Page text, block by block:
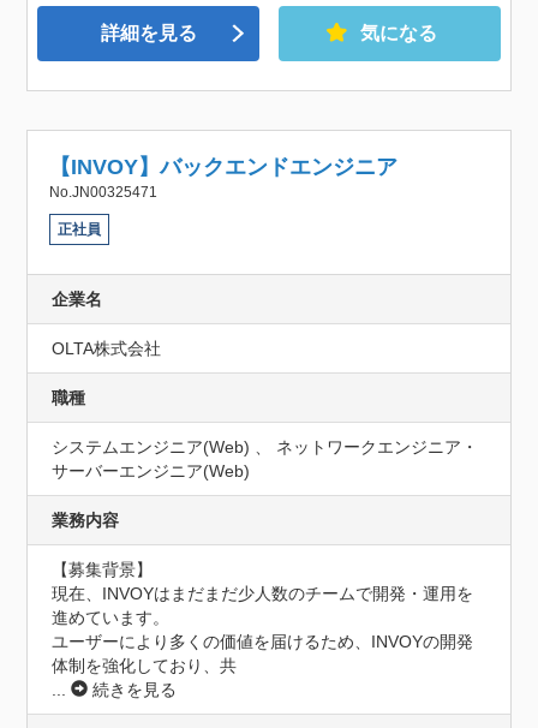
詳細を見る 気になる
【INVOY】バックエンドエンジニア
No.JN00325471
正社員
企業名
OLTA株式会社
職種
システムエンジニア(Web) 、 ネットワークエンジニア・
サーバーエンジニア(Web)
業務内容
【募集背景】
現在、INVOYはまだまだ少人数のチームで開発・運用を
進めています。
ユーザーにより多くの価値を届けるため、INVOYの開発
体制を強化しており、共
...
続きを見る